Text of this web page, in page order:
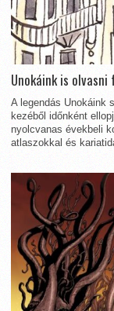
Unokáink is
A legendás Unokáink
kezéből időnként
nyolcvanas évekbeli
atlaszokkal és